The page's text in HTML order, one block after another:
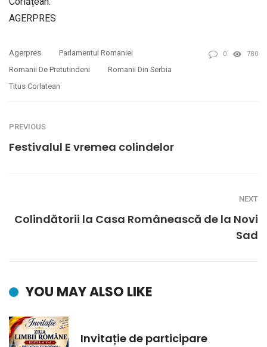
AGERPRES
Agerpres
Parlamentul Romaniei
Romanii De Pretutindeni
Romanii Din Serbia
Titus Corlatean
0 780
PREVIOUS
Festivalul E vremea colindelor
NEXT
Colindătorii la Casa Românească de la Novi
Sad
YOU MAY ALSO LIKE
Invitație de participare